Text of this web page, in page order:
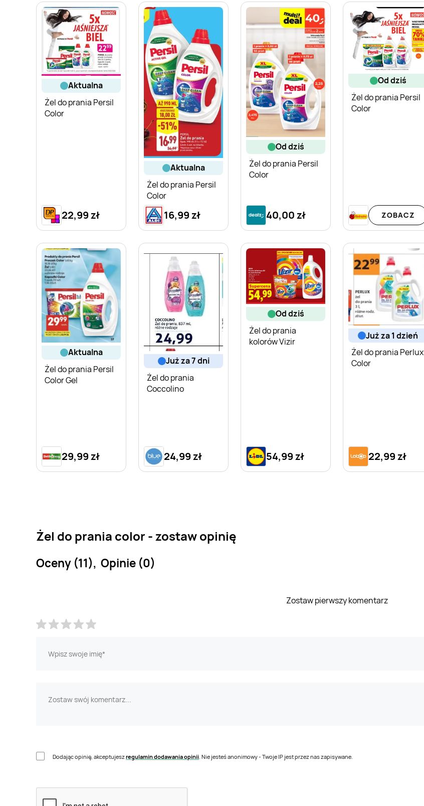
aktualna
Żel do prania Persil
Color
22,99 zł
aktualna
Żel do prania Persil
Color
16,99 zł
od dziś
Żel do prania Persil
Color
40,00 zł
od dziś
Żel do prania Persil
Color
ZOBACZ
aktualna
Żel do prania Persil
Color Gel
29,99 zł
już za 7 dni
Żel do prania
Coccolino
24,99 zł
od dziś
Żel do prania
kolorów Vizir
54,99 zł
już za 1 dzień
Żel do prania Perlux
Color
22,99 zł
Żel do prania color - zostaw opinię
Oceny (11), Opinie (0)
Zostaw pierwszy komentarz
Dodając opinię, akceptujeszregulamin dodawania opinii. Nie jesteś anonimowy - Twoje IP jest przez nas zapisywane.